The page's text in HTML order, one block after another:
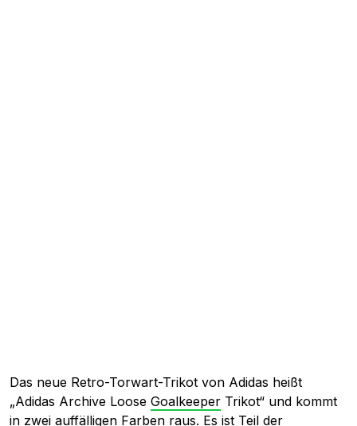
Das neue Retro-Torwart-Trikot von Adidas heißt
„Adidas Archive Loose Goalkeeper Trikot“ und kommt
in zwei auffälligen Farben raus. Es ist Teil der